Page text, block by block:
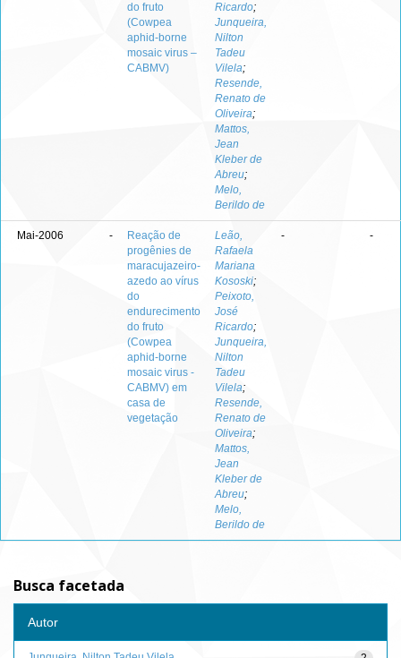
do fruto
(Cowpea
aphid-borne
mosaic virus –
CABMV)
Ricardo;
Junqueira,
Nilton
Tadeu
Vilela;
Resende,
Renato de
Oliveira;
Mattos,
Jean
Kleber de
Abreu;
Melo,
Berildo de
Mai-2006 -
Reação de
progênies de
maracujazeiro-
azedo ao vírus
do
endurecimento
do fruto
(Cowpea
aphid-borne
mosaic virus -
CABMV) em
casa de
vegetação
Leão,
Rafaela
Mariana
Kososki;
Peixoto,
José
Ricardo;
Junqueira,
Nilton
Tadeu
Vilela;
Resende,
Renato de
Oliveira;
Mattos,
Jean
Kleber de
Abreu;
Melo,
Berildo de
- -
Busca facetada
Autor